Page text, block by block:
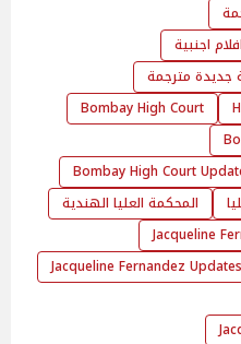
افلام اجنبية
جديدة مترجمة
Bombay High Court
Bombay High Court
المحكمة العليا الهندية
Jacqueline
Jacqueline Fernandez Updates